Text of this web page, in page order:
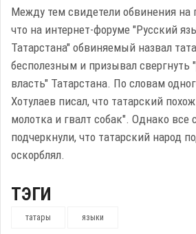
Между тем свидетели обвинения на
что на интернет-форуме "Русский
Татарстана" обвиняемый назвал
бесполезным и призывал свергнуть
власть" Татарстана. По словам
Хотулаев писал, что татарский
молотка и гвалт собак". Однако все
подчеркнули, что татарский народ
оскорблял.
ТЭГИ
татары языки